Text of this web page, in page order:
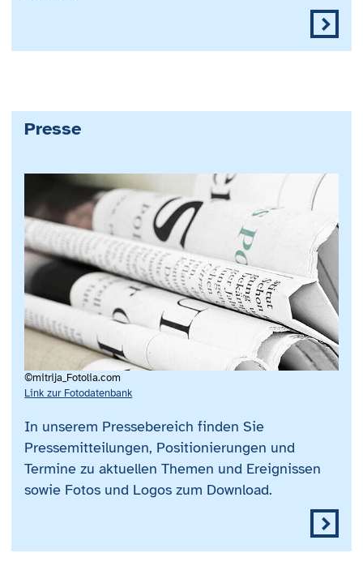
Presse
©mitrija_Fotolia.com
Link zur Fotodatenbank
In unserem Pressebereich finden Sie
Pressemitteilungen, Positionierungen und
Termine zu aktuellen Themen und Ereignissen
sowie Fotos und Logos zum Download.